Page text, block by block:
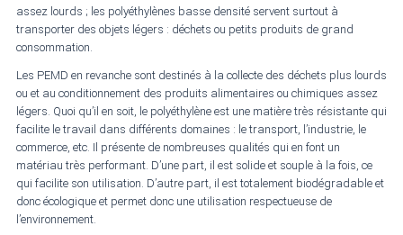
assez lourds ; les polyéthylènes basse densité servent surtout à
transporter des objets légers : déchets ou petits produits de grand
consommation.
Les PEMD en revanche sont destinés à la collecte des déchets plus lourds
ou et au conditionnement des produits alimentaires ou chimiques assez
légers. Quoi qu’il en soit, le polyéthylène est une matière très résistante qui
facilite le travail dans différents domaines : le transport, l’industrie, le
commerce, etc. Il présente de nombreuses qualités qui en font un
matériau très performant. D’une part, il est solide et souple à la fois, ce
qui facilite son utilisation. D’autre part, il est totalement biodégradable et
donc écologique et permet donc une utilisation respectueuse de
l’environnement.